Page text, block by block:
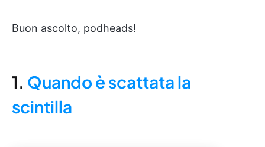
Buon ascolto, podheads!
1. Quando è scattata la
scintilla